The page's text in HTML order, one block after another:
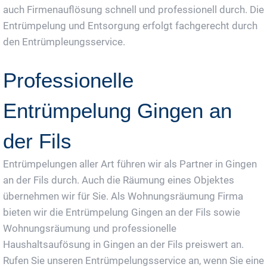
auch Firmenauflösung schnell und professionell durch. Die
Entrümpelung und Entsorgung erfolgt fachgerecht durch
den Entrümpleungsservice.
Professionelle
Entrümpelung Gingen an
der Fils
Entrümpelungen aller Art führen wir als Partner in Gingen
an der Fils durch. Auch die Räumung eines Objektes
übernehmen wir für Sie. Als Wohnungsräumung Firma
bieten wir die Entrümpelung Gingen an der Fils sowie
Wohnungsräumung und professionelle
Haushaltsaufösung in Gingen an der Fils preiswert an.
Rufen Sie unseren Entrümpelungsservice an, wenn Sie eine